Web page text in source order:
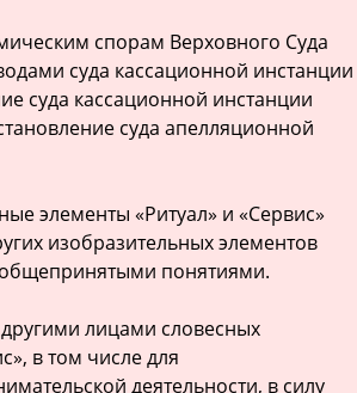
спорам Верховного Суда
суда кассационной инстанции
суда кассационной инстанции
суда апелляционной
элементы «Ритуал» и «Сервис»
изобразительных элементов
понятиями.
лицами словесных
в том числе для
деятельности, в силу